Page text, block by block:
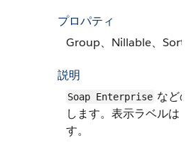
プロパティ
Group、Nillable、Sort
説明
Soap Enterprise などの
します。表示ラベルは
す。